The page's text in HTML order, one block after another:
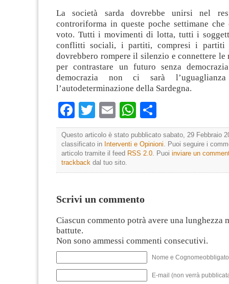
La società sarda dovrebbe unirsi nel
controriforma in queste poche settimane che
voto. Tutti i movimenti di lotta, tutti i
conflitti sociali, i partiti, compresi i partiti
dovrebbero rompere il silenzio e connettere
per contrastare un futuro senza
democrazia non ci sarà
l’autodeterminazione della Sardegna.
Facebook
Twitter
EmailWhatsApp
Questo articolo è stato pubblicato sabato, 29 Febbraio
classificato in Interventi e Opinioni . Puoi seguire i
articolo tramite il feed RSS 2.0 . Puoi inviare un
trackback dal tuo sito.
Scrivi un commento
Ciascun commento potrà avere una lunghezza
battute.
Non sono ammessi commenti consecutivi.
Nome e
E-mail (non verrà